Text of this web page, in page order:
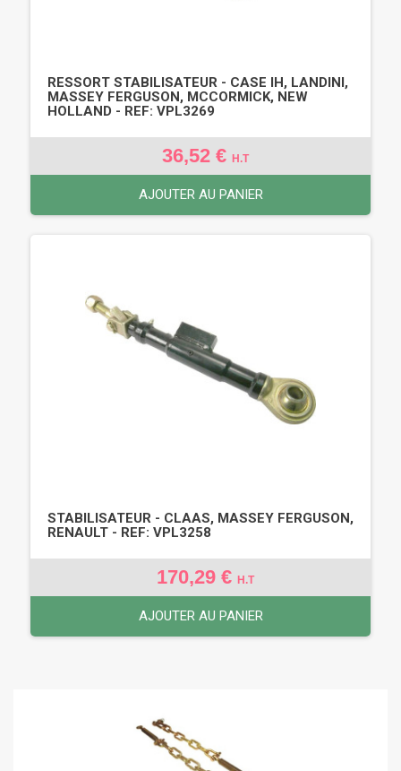
RESSORT STABILISATEUR - CASE IH, LANDINI,
MASSEY FERGUSON, MCCORMICK, NEW
HOLLAND - REF: VPL3269
36,52 € H.T
AJOUTER AU PANIER
STABILISATEUR - CLAAS, MASSEY FERGUSON,
RENAULT - REF: VPL3258
170,29 € H.T
AJOUTER AU PANIER